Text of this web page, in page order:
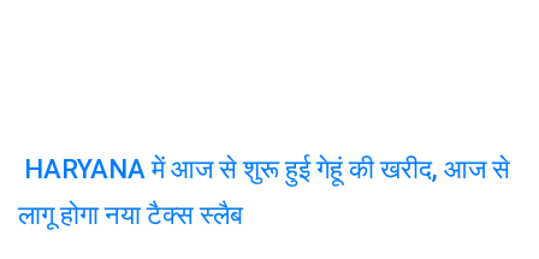
HARYANA में आज से शुरू हुई गेहूं की खरीद, आज से
लागू होगा नया टैक्स स्लैब